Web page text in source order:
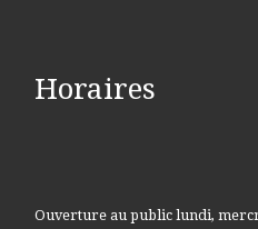
Horaires
Ouverture au public lundi,